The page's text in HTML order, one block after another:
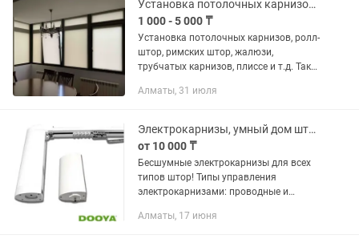
Установка потолочных карнизов, ролл-штор, римских штор, жалюзи.
1 000 - 5 000 ₸
Установка потолочных карнизов, ролл-
штор, римских штор, жалюзи,
трубчатых карнизов, плиссе и т.д. Так
вышеперечисленное. Цена указана за
Алматы, 31 июля
Электрокарнизы, умный дом шторы с электроприводом автоматический карниз
от 10 000 ₸
Бесшумные электрокарнизы для всех
типов штор! Типы управления
электрокарнизами: проводные и
управления с телефона и голосом!
Алматы, 17 июня